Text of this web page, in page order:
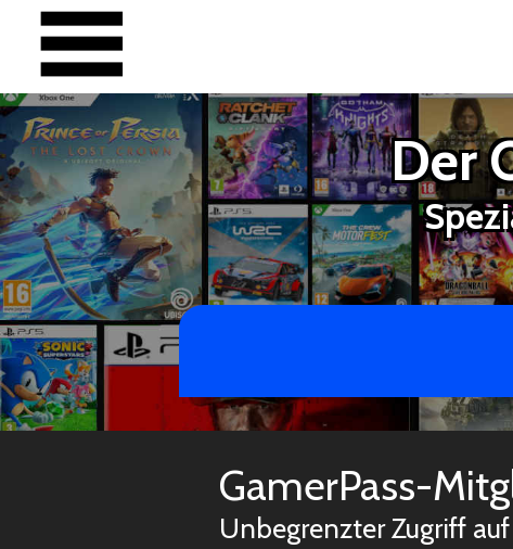
Der
GamerPass-
Unbegrenzter Zugriff